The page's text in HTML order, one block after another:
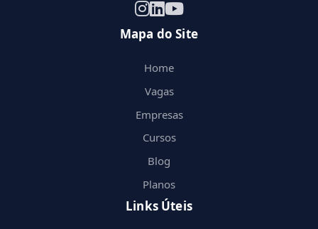
Mapa do Site
Home
Vagas
Empresas
Cursos
Blog
Planos
Links Úteis